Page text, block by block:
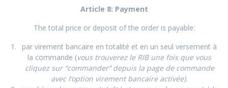
Article 8: Payment
The total price or deposit of the order is payable:
par virement bancaire en totalité et en un seul versement à
la commande (vous trouverez le RIB une fois que vous
cliquez sur “commander” depuis la page de commande
avec l’option virement bancaire activée).